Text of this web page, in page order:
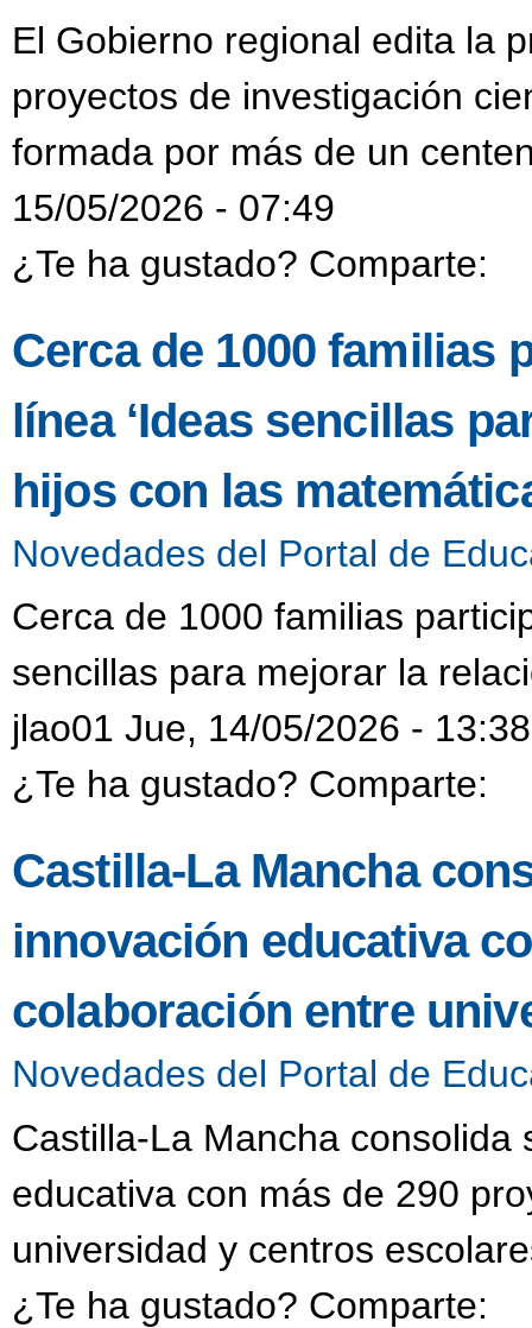
El Gobierno regional edita la
proyectos de investigación
formada por más de un
15/05/2026 - 07:49
¿Te ha gustado? Comparte:
Cerca de 1000 familias
línea ‘Ideas sencillas
hijos con las
Novedades del Portal de
Cerca de 1000 familias
sencillas para mejorar la
jlao01 Jue, 14/05/2026 - 13:38
¿Te ha gustado? Comparte:
Castilla-La Mancha
innovación educativa
colaboración entre
Novedades del Portal de
Castilla-La Mancha
educativa con más de 290
universidad y centros
¿Te ha gustado? Comparte: